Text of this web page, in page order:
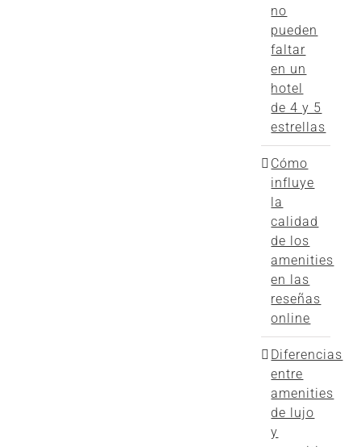
no
pueden
faltar
en un
hotel
de 4 y 5
estrellas
Cómo
influye
la
calidad
de los
amenities
en las
reseñas
online
Diferencias
entre
amenities
de lujo
y